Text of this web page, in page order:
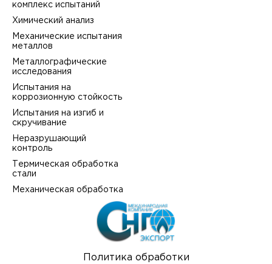
Политика обработки
комплекс испытаний
Химический анализ
Механические испытания
металлов
Металлографические
исследования
Испытания на
коррозионную стойкость
Испытания на изгиб и
скручивание
Неразрушающий
контроль
Термическая обработка
стали
Механическая обработка